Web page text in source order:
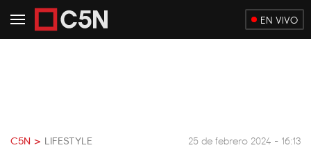
EN VIVO
C5N > LIFESTYLE 25 de febrero 2024 - 16:13